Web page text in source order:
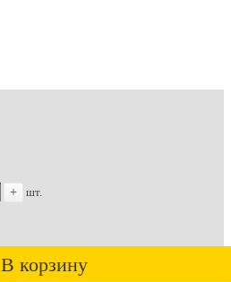
+ шт.
В корзину